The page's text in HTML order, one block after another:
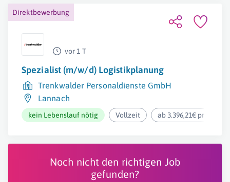
Direktbewerbung
vor 1 T
Spezialist (m/w/d) Logistikplanung
Trenkwalder Personaldienste GmbH
Lannach
kein Lebenslauf nötig Vollzeit ab 3.396,21€ pro
Noch nicht den richtigen Job
gefunden?